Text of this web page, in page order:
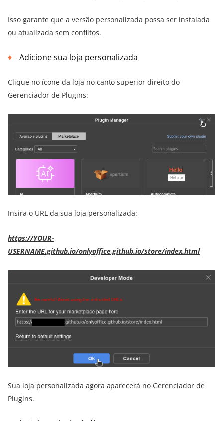
Isso garante que a versão personalizada possa ser instalada
ou atualizada sem conflitos.
Adicione sua loja personalizada
Clique no ícone da loja no canto superior direito do
Gerenciador de Plugins:
Insira o URL da sua loja personalizada:
https://YOUR-
USERNAME.github.io/onlyoffice.github.io/store/index.html
Sua loja personalizada agora aparecerá no Gerenciador de
Plugins.